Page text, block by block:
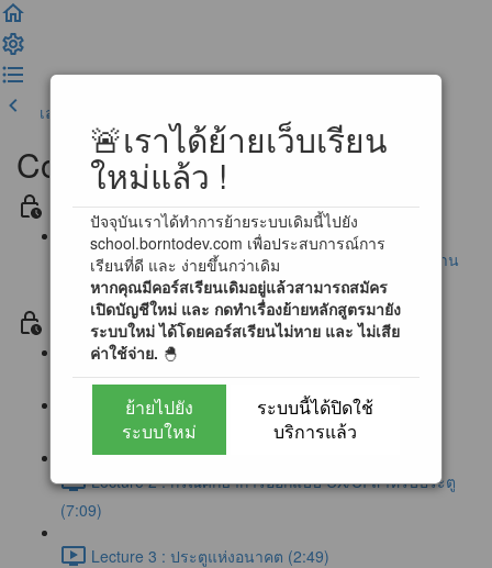
🚨เราได้ย้ายเว็บเรียน
ใหม่แล้ว !
ปัจจุบันเราได้ทำการย้ายระบบเดิมนี้ไปยัง
school.borntodev.com เพื่อประสบการณ์การ
เรียนที่ดี และ ง่ายขึ้นกว่าเดิม
หากคุณมีคอร์สเรียนเดิมอยู่แล้วสามารถสมัคร
เปิดบัญชีใหม่ และ กดทำเรื่องย้ายหลักสูตรมายัง
ระบบใหม่ ได้โดยคอร์สเรียนไม่หาย และ ไม่เสีย
ค่าใช้จ่าย. 🐣
ย้ายไปยัง
ระบบใหม่
ระบบนี้ได้ปิดใช้
บริการแล้ว
เลคเชอร์ก่อนหน้า
Complete UX/UI Design
Section ประกาศ / ข้อตกลงสำหรับการเรียนรู้
นโยบายการตอบคำถามข้อสงสัย และ การสนับสนุนผ่าน
Community
Section 0 โลกของ UX/UI Design (Free)
Lecture 0 : First step to UX/UI Designer (1:16)
Lecture 1 : ประตูแห่งการออกแบบ UX/UI (2:12)
Lecture 2 : กรณีศึกษาการออกแบบ UX/UI สำหรับประตู
(7:09)
Lecture 3 : ประตูแห่งอนาคต (2:49)